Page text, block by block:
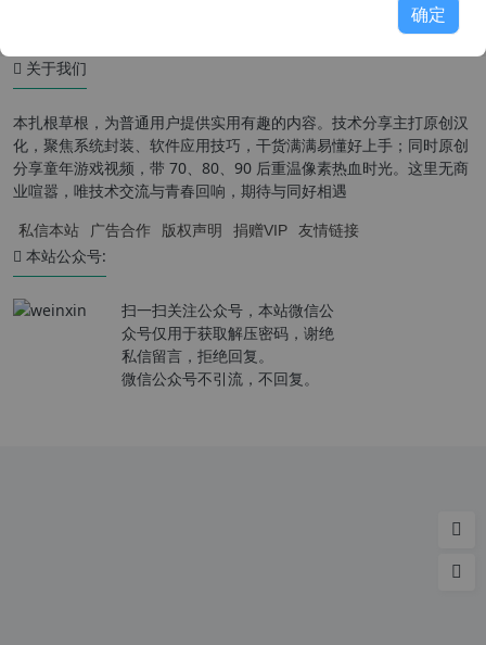
关于我们
本扎根草根，为普通用户提供实用有趣的内容。技术分享主打原创汉
化，聚焦系统封装、软件应用技巧，干货满满易懂好上手；同时原创
分享童年游戏视频，带 70、80、90 后重温像素热血时光。这里无商
业喧嚣，唯技术交流与青春回响，期待与同好相遇
私信本站 广告合作 版权声明 捐赠VIP 友情链接
本站公众号:
扫一扫关注公众号，本站微信公
众号仅用于获取解压密码，谢绝
私信留言，拒绝回复。
微信公众号不引流，不回复。
确定